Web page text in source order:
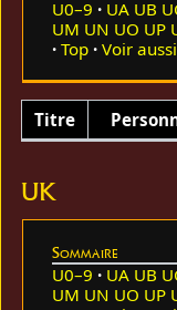
U0–9 UA UB
UM UN UO UP
Top
Voir aussi
Titre
UK
Sommaire
U0–9 UA UB
UM UN UO UP